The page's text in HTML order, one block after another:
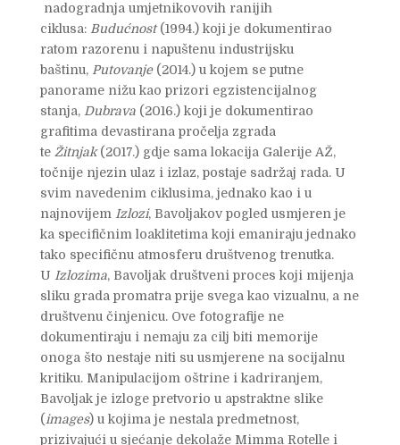
nadogradnja umjetnikovovih ranijih
ciklusa: Budućnost(1994.) koji je dokumentirao
ratom razorenu i napuštenu industrijsku
baštinu, Putovanje (2014.) u kojem se putne
panorame nižu kao prizori egzistencijalnog
stanja, Dubrava(2016.) koji je dokumentirao
grafitima devastirana pročelja zgrada
te Žitnjak(2017.) gdje sama lokacija Galerije AŽ,
točnije njezin ulaz i izlaz, postaje sadržaj rada. U
svim navedenim ciklusima, jednako kao i u
najnovijem Izlozi, Bavoljakov pogled usmjeren je
ka specifičnim loaklitetima koji emaniraju jednako
tako specifičnu atmosferu društvenog trenutka.
U Izlozima, Bavoljak društveni proces koji mijenja
sliku grada promatra prije svega kao vizualnu, a ne
društvenu činjenicu. Ove fotografije ne
dokumentiraju i nemaju za cilj biti memorije
onoga što nestaje niti su usmjerene na socijalnu
kritiku. Manipulacijom oštrine i kadriranjem,
Bavoljak je izloge pretvorio u apstraktne slike
( images) u kojima je nestala predmetnost,
prizivajući u sjećanje dekolaže Mimma Rotelle i